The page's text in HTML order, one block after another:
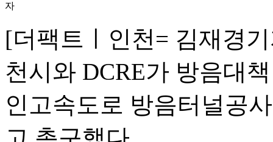
자
[더팩트ㅣ인천= 김재경
천시와 DCRE가 방음대
인고속도로 방음터널공